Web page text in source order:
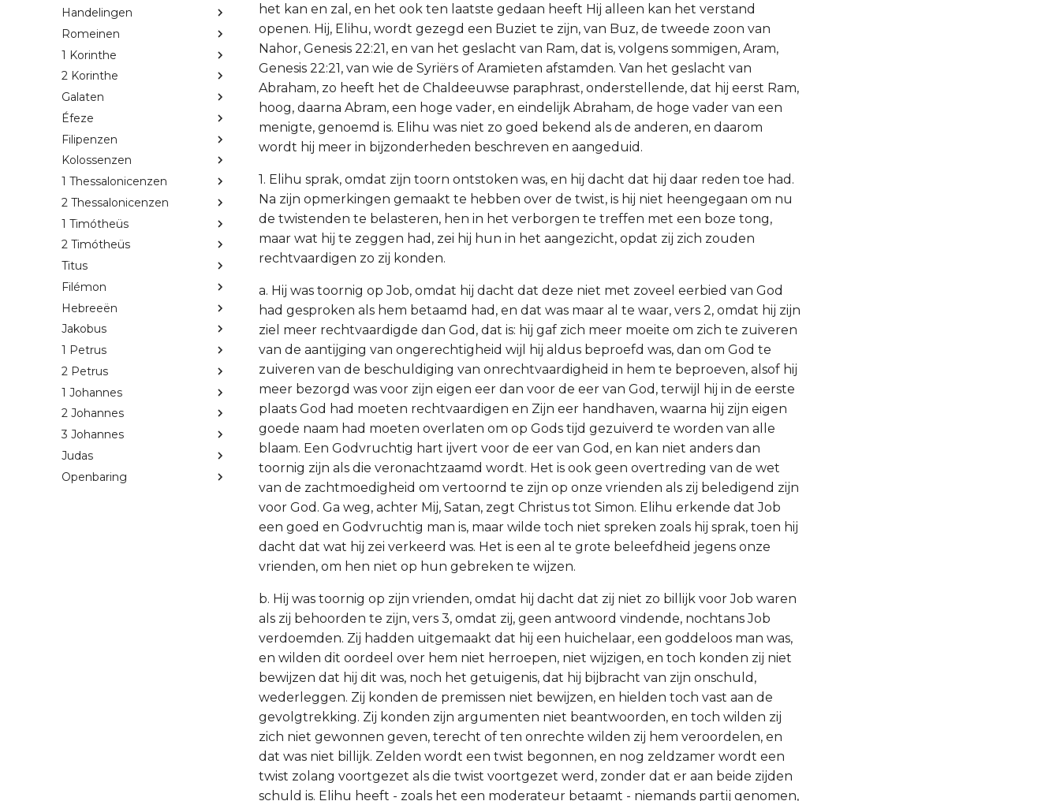
Handelingen
Romeinen
1 Korinthe
2 Korinthe
Galaten
Éfeze
Filipenzen
Kolossenzen
1 Thessalonicenzen
2 Thessalonicenzen
1 Timótheüs
2 Timótheüs
Titus
Filémon
Hebreeën
Jakobus
1 Petrus
2 Petrus
1 Johannes
2 Johannes
3 Johannes
Judas
Openbaring
het kan en zal, en het ook ten laatste gedaan heeft Hij alleen kan het verstand
openen. Hij, Elihu, wordt gezegd een Buziet te zijn, van Buz, de tweede zoon van
Nahor, Genesis 22:21, en van het geslacht van Ram, dat is, volgens sommigen, Aram,
Genesis 22:21, van wie de Syriërs of Aramieten afstamden. Van het geslacht van
Abraham, zo heeft het de Chaldeeuwse paraphrast, onderstellende, dat hij eerst Ram,
hoog, daarna Abram, een hoge vader, en eindelijk Abraham, de hoge vader van een
menigte, genoemd is. Elihu was niet zo goed bekend als de anderen, en daarom
wordt hij meer in bijzonderheden beschreven en aangeduid.
1. Elihu sprak, omdat zijn toorn ontstoken was, en hij dacht dat hij daar reden toe had.
Na zijn opmerkingen gemaakt te hebben over de twist, is hij niet heengegaan om nu
de twistenden te belasteren, hen in het verborgen te treffen met een boze tong,
maar wat hij te zeggen had, zei hij hun in het aangezicht, opdat zij zich zouden
rechtvaardigen zo zij konden.
a. Hij was toornig op Job, omdat hij dacht dat deze niet met zoveel eerbied van God
had gesproken als hem betaamd had, en dat was maar al te waar, vers 2, omdat hij zijn
ziel meer rechtvaardigde dan God, dat is: hij gaf zich meer moeite om zich te zuiveren
van de aantijging van ongerechtigheid wijl hij aldus beproefd was, dan om God te
zuiveren van de beschuldiging van onrechtvaardigheid in hem te beproeven, alsof hij
meer bezorgd was voor zijn eigen eer dan voor de eer van God, terwijl hij in de eerste
plaats God had moeten rechtvaardigen en Zijn eer handhaven, waarna hij zijn eigen
goede naam had moeten overlaten om op Gods tijd gezuiverd te worden van alle
blaam. Een Godvruchtig hart ijvert voor de eer van God, en kan niet anders dan
toornig zijn als die veronachtzaamd wordt. Het is ook geen overtreding van de wet
van de zachtmoedigheid om vertoornd te zijn op onze vrienden als zij beledigend zijn
voor God. Ga weg, achter Mij, Satan, zegt Christus tot Simon. Elihu erkende dat Job
een goed en Godvruchtig man is, maar wilde toch niet spreken zoals hij sprak, toen hij
dacht dat wat hij zei verkeerd was. Het is een al te grote beleefdheid jegens onze
vrienden, om hen niet op hun gebreken te wijzen.
b. Hij was toornig op zijn vrienden, omdat hij dacht dat zij niet zo billijk voor Job waren
als zij behoorden te zijn, vers 3, omdat zij, geen antwoord vindende, nochtans Job
verdoemden. Zij hadden uitgemaakt dat hij een huichelaar, een goddeloos man was,
en wilden dit oordeel over hem niet herroepen, niet wijzigen, en toch konden zij niet
bewijzen dat hij dit was, noch het getuigenis, dat hij bijbracht van zijn onschuld,
wederleggen. Zij konden de premissen niet bewijzen, en hielden toch vast aan de
gevolgtrekking. Zij konden zijn argumenten niet beantwoorden, en toch wilden zij
zich niet gewonnen geven, terecht of ten onrechte wilden zij hem veroordelen, en
dat was niet billijk. Zelden wordt een twist begonnen, en nog zeldzamer wordt een
twist zolang voortgezet als die twist voortgezet werd, zonder dat er aan beide zijden
schuld is. Elihu heeft - zoals het een moderateur betaamt - niemands partij genomen,